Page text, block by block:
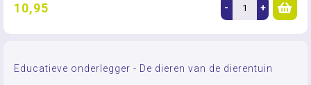
10,95 - +
Educatieve onderlegger - De dieren van de dierentuin